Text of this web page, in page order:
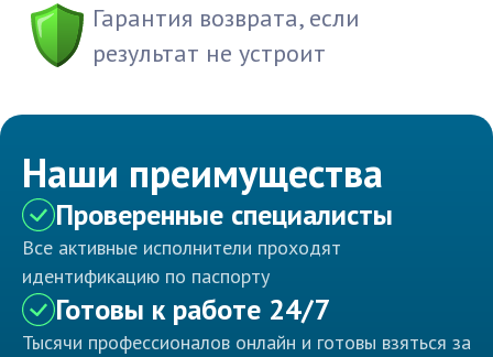
Гарантия возврата, если
результат не устроит
Наши преимущества
Проверенные специалисты
Все активные исполнители проходят
идентификацию по паспорту
Готовы к работе 24/7
Тысячи профессионалов онлайн и готовы взяться за